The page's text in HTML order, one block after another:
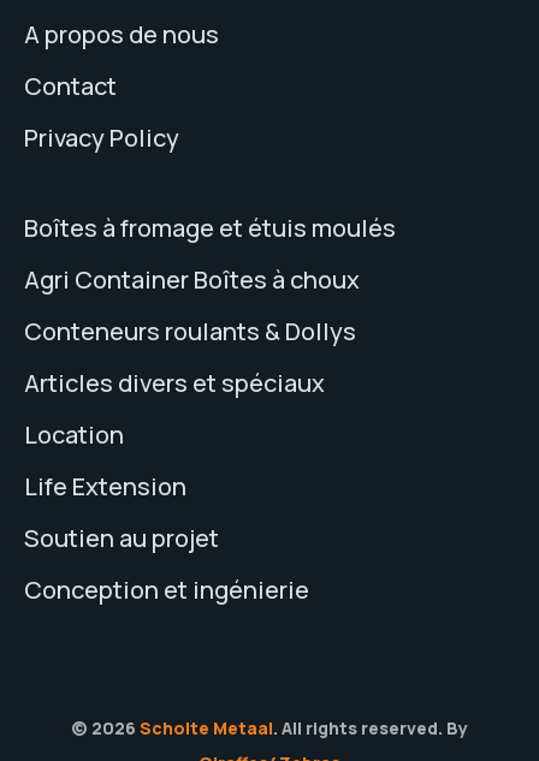
A propos de nous
Contact
Privacy Policy
Boîtes à fromage et étuis moulés
Agri Container Boîtes à choux
Conteneurs roulants & Dollys
Articles divers et spéciaux
Location
Life Extension
Soutien au projet
Conception et ingénierie
© 2026 Scholte Metaal. All rights reserved. By